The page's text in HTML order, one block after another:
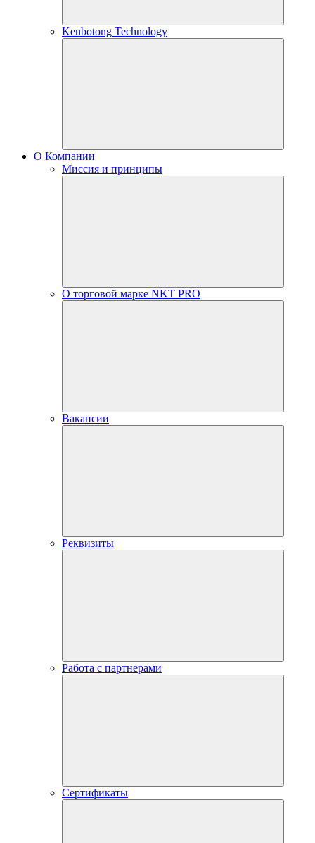
Kenbotong Technology
О Компании
Миссия и принципы
О торговой марке NKT PRO
Вакансии
Реквизиты
Работа с партнерами
Сертификаты